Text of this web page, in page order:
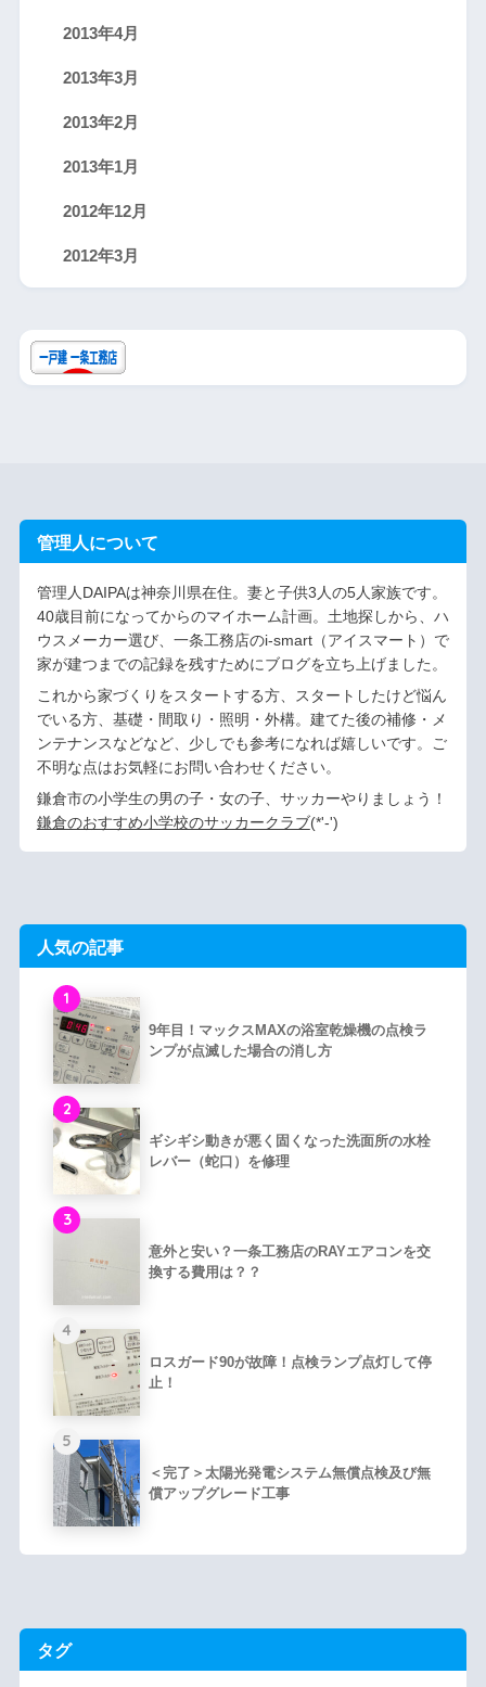
2013年4月
2013年3月
2013年2月
2013年1月
2012年12月
2012年3月
管理人について
管理人DAIPAは神奈川県在住。妻と子供3人の5人家族です。
40歳目前になってからのマイホーム計画。土地探しから、ハ
ウスメーカー選び、一条工務店のi-smart（アイスマート）で
家が建つまでの記録を残すためにブログを立ち上げました。
これから家づくりをスタートする方、スタートしたけど悩ん
でいる方、基礎・間取り・照明・外構。建てた後の補修・メ
ンテナンスなどなど、少しでも参考になれば嬉しいです。ご
不明な点はお気軽にお問い合わせください。
鎌倉市の小学生の男の子・女の子、サッカーやりましょう！
鎌倉のおすすめ小学校のサッカークラブ(*'-')ゞ
人気の記事
1
9年目！マックスMAXの浴室乾燥機の点検ラ
ンプが点滅した場合の消し方
2
ギシギシ動きが悪く固くなった洗面所の水栓
レバー（蛇口）を修理
3
意外と安い？一条工務店のRAYエアコンを交
換する費用は？？
4
ロスガード90が故障！点検ランプ点灯して停
止！
5
＜完了＞太陽光発電システム無償点検及び無
償アップグレード工事
タグ